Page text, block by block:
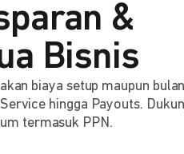
&
Bisnis
biaya setup maupun
hingga Payouts.
termasuk PPN.